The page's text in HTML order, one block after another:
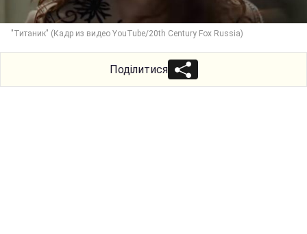
"Титаник" (Кадр из видео YouTube/20th Century Fox Russia)
Поділитися